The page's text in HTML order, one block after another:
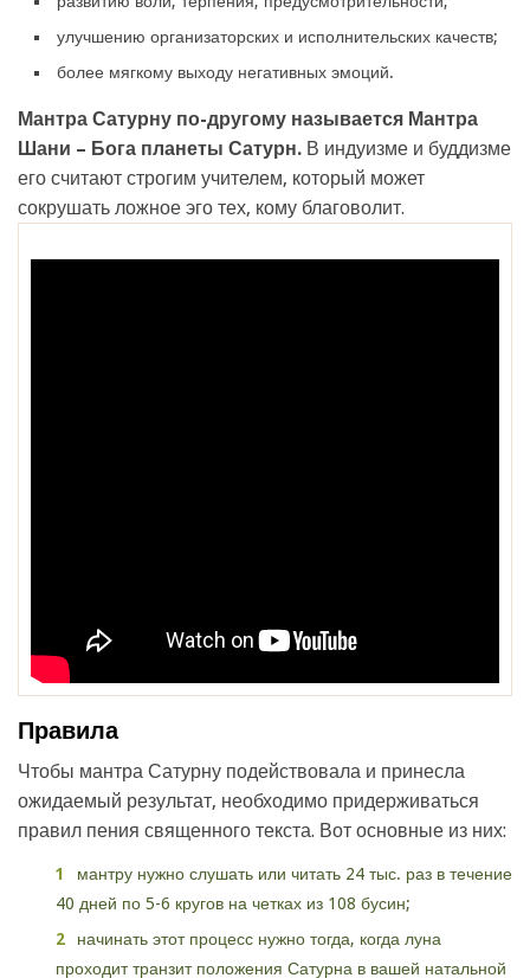
улучшению организаторских и исполнительских качеств;
более мягкому выходу негативных эмоций.
Мантра Сатурну по-другому называется Мантра
Шани – Бога планеты Сатурн. В индуизме и буддизме
его считают строгим учителем, который может
сокрушать ложное эго тех, кому благоволит.
Правила
Чтобы мантра Сатурну подействовала и принесла
ожидаемый результат, необходимо придерживаться
правил пения священного текста. Вот основные из них:
мантру нужно слушать или читать 24 тыс. раз в течение
40 дней по 5-6 кругов на четках из 108 бусин;
начинать этот процесс нужно тогда, когда луна
проходит транзит положения Сатурна в вашей натальной